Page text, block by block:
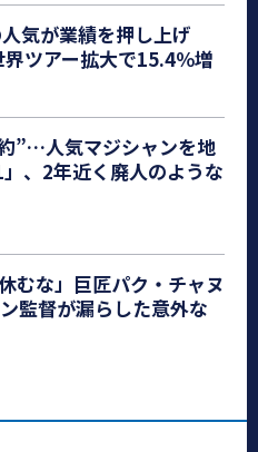
気が業績を押し上げ
ツアー拡大で15.4％増
”…人気マジシャンを地
、2年近く廃人のような
むな」巨匠パク・チャヌ
監督が漏らした意外な